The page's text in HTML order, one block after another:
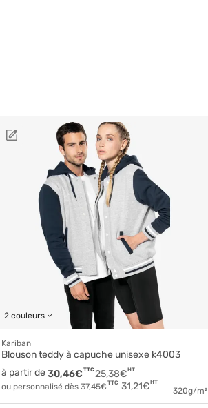
2 couleurs
Kariban
Blouson teddy à capuche unisexe k4003
à partir de
25,38€HT
30,46€ TTC
ou personnalisé dès 37,45€ TTC 31,21€HT
320g/m²